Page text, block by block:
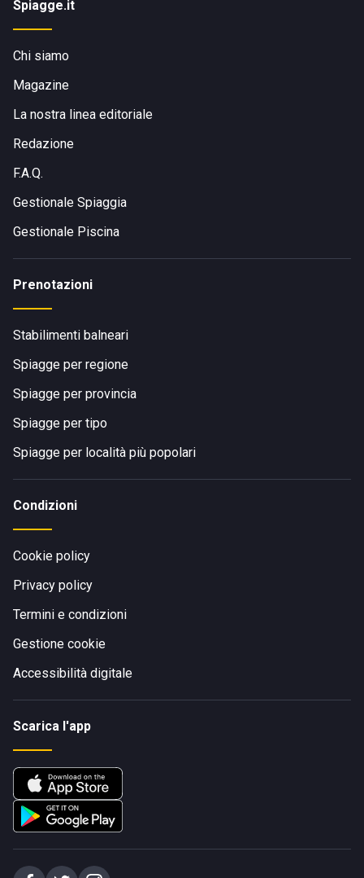
Spiagge.it
Chi siamo
Magazine
La nostra linea editoriale
Redazione
F.A.Q.
Gestionale Spiaggia
Gestionale Piscina
Prenotazioni
Stabilimenti balneari
Spiagge per regione
Spiagge per provincia
Spiagge per tipo
Spiagge per località più popolari
Condizioni
Cookie policy
Privacy policy
Termini e condizioni
Gestione cookie
Accessibilità digitale
Scarica l'app